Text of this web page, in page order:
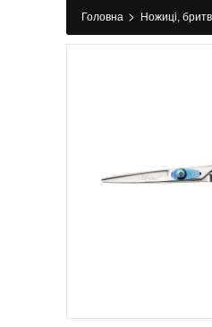
Головна > Ножиці,
ножиці>Класичні
перукарські Xtreme 5.75